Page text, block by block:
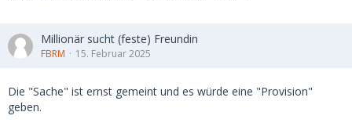
Millionär sucht (feste) Freundin
FBRM 15. Februar 2025
Die "Sache" ist ernst gemeint und es würde eine "Provision"
geben.